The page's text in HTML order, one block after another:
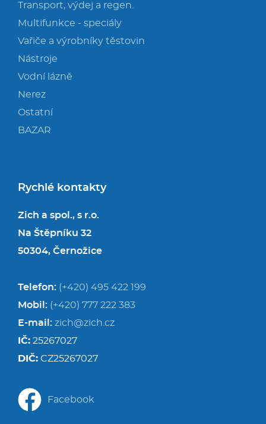
Transport, výdej a regen.
Multifunkce - speciály
Vařiče a výrobníky těstovin
Nástroje
Vodní lázně
Nerez
Ostatní
BAZAR
Rychlé kontakty
Zich a spol., s r.o.
Na Štěpníku 32
50304, Černožice
Telefon: (+420) 495 422 199
Mobil: (+420) 777 222 383
E-mail: zich@zich.cz
IČ: 25267027
DIČ: CZ25267027
Facebook